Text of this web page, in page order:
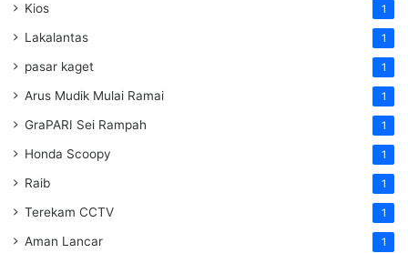
Kios 1
Lakalantas 1
pasar kaget 1
Arus Mudik Mulai Ramai 1
GraPARI Sei Rampah 1
Honda Scoopy 1
Raib 1
Terekam CCTV 1
Aman Lancar 1